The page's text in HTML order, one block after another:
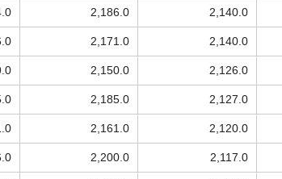
2,186.0 2,140.0
2,171.0 2,140.0
2,150.0 2,126.0
2,185.0 2,127.0
2,161.0 2,120.0
2,200.0 2,117.0